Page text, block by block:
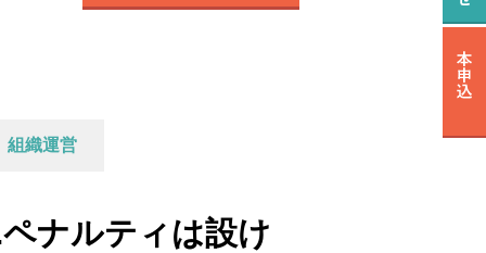
組織運営
ナルティは設け